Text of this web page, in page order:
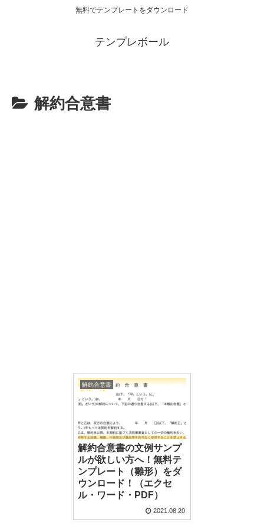
無料でテンプレートをダウンロード
テンプレボール
解約合意書
解約合意書
解約合意書の文例サンプ
ルが欲しい方へ！無料テ
ンプレート（雛形）をダ
ウンロード！（エクセ
ル・ワード・PDF）
2021.08.20